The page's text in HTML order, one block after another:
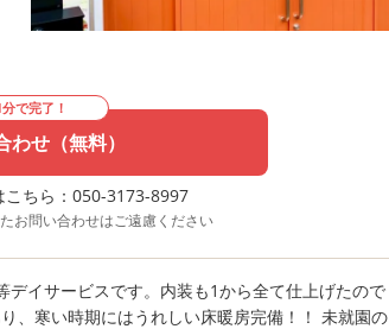
分で完了！
わせ（無料）
こちら：050-3173-8997
お問い合わせはご遠慮ください
イサービスです。内装も1から全て仕上げたので
、寒い時期にはうれしい床暖房完備！！ 未就園の